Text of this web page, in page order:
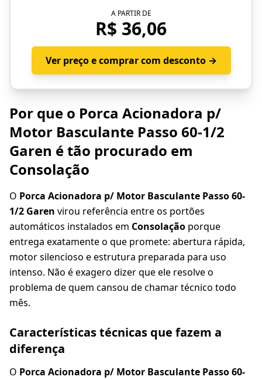
A PARTIR DE
R$ 36,06
Ver preço e comprar com desconto →
Por que o Porca Acionadora p/
Motor Basculante Passo 60-1/2
Garen é tão procurado em
Consolação
O Porca Acionadora p/ Motor Basculante Passo 60-
1/2 Garen virou referência entre os portões
automáticos instalados em Consolação porque
entrega exatamente o que promete: abertura rápida,
motor silencioso e estrutura preparada para uso
intenso. Não é exagero dizer que ele resolve o
problema de quem cansou de chamar técnico todo
mês.
Características técnicas que fazem a
diferença
O Porca Acionadora p/ Motor Basculante Passo 60-